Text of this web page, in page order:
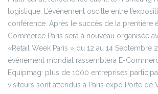
logistique. L’événement oscille entre
conférence. Après le succès de la première
Commerce Paris sera à nouveau organisée
«Retail Week Paris » du 12 au 14 Septembre
événement mondial rassemblera E-
Equipmag: plus de 1000 entreprises
visiteurs sont attendus à Paris expo Porte de